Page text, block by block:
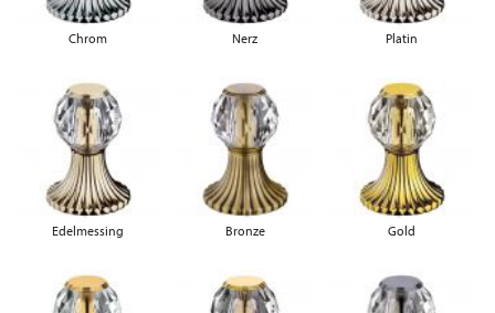
Chrom Nerz Platin
Edelmessing Bronze Gold